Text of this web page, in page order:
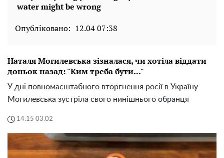
Опубліковано: 12.04 07:38
Наталя Могилевська зізналася, чи хотіла віддати
доньок назад: "Ким треба бути..."
У дні повномасштабного вторгнення росії в Україну
Могилевська зустріла свого нинішнього обранця
14:15 03.02